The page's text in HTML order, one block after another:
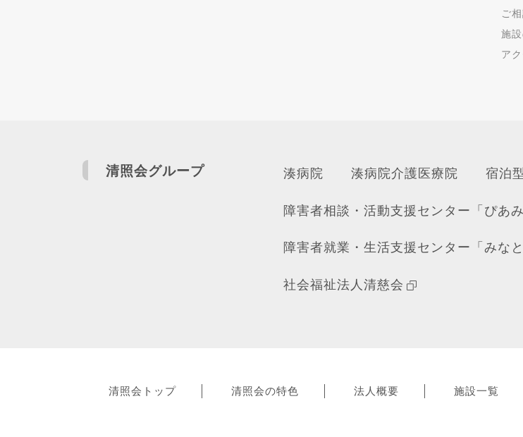
ご
施
ア
清照会グループ 湊病院 湊病院介護医療院 宿泊
障害者相談・活動支援センター「ぴあみ
障害者就業・生活支援センター「みなと
社会福祉法人清慈会
清照会トップ 清照会の特色 法人概要 施設一覧